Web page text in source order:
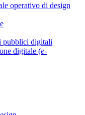
operativo di design
pubblici digitali
digitale (e-